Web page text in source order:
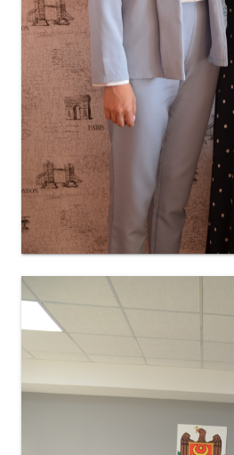
Serviciul
Juridic
Elevi
Activitatea
Cercurilor
Științifice
Activități
tradiționale
EduLIFE
Consiliul